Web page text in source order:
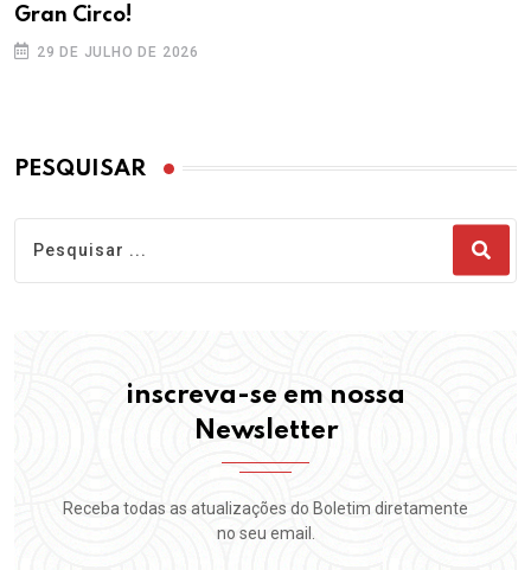
Gran Circo!
29 DE JULHO DE 2026
PESQUISAR
inscreva-se em nossa
Newsletter
Receba todas as atualizações do Boletim diretamente
no seu email.